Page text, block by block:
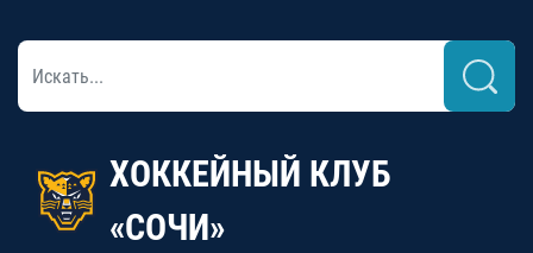
ХОККЕЙНЫЙ КЛУБ
«СОЧИ»